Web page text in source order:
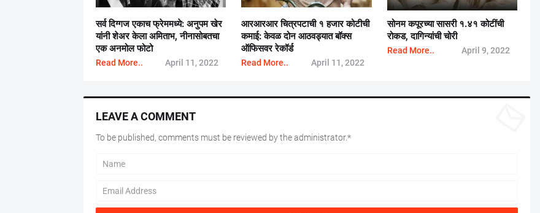
सर्व दिग्गज एकाच फ्रेममध्ये: अनुपम खेर
यांनी शेअर केला अमिताभ, नीनासोबतचा
एक अनमोल फोटो
Read More.. April 11, 2022
आरआरआर चित्रपटाची १ हजार कोटीची
कमाई: केवळ दोन आठवड्यात बॉक्स
ऑफिसवर रेकॉर्ड
Read More.. April 11, 2022
सोनम कपूरच्या सासरी १.४१ कोटींची
रोकड, दागिन्यांची चोरी
Read More.. April 9, 2022
LEAVE A COMMENT
To be published, comments must be reviewed by the administrator.*